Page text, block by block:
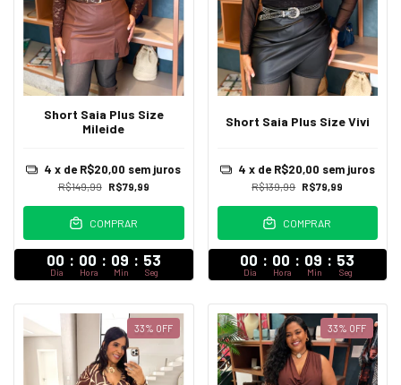
Short Saia Plus Size
Mileide
R$149,99 R$79,99
4 x de R$20,00 sem juros
COMPRAR
00 : 00 : 09 : 52
Dia Hora Min Seg
Short Saia Plus Size Vivi
R$139,99 R$79,99
4 x de R$20,00 sem juros
COMPRAR
00 : 00 : 09 : 52
Dia Hora Min Seg
33% OFF 33% OFF